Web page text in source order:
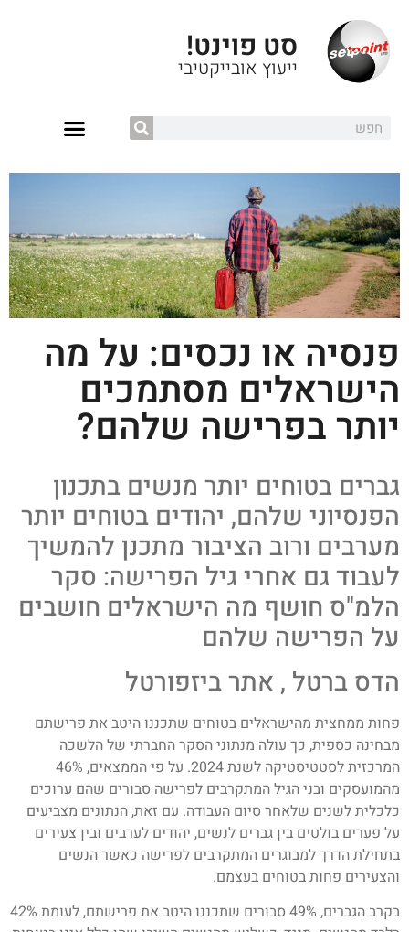
סט פוינט!
ייעוץ אובייקטיבי
פנסיה או נכסים: על מה
הישראלים מסתמכים
יותר בפרישה שלהם?
גברים בטוחים יותר מנשים בתכנון
הפנסיוני שלהם, יהודים בטוחים יותר
מערבים ורוב הציבור מתכנן להמשיך
לעבוד גם אחרי גיל הפרישה: סקר
הלמ"ס חושף מה הישראלים חושבים
על הפרישה שלהם
הדס ברטל , אתר ביזפורטל
פחות ממחצית מהישראלים בטוחים שתכננו היטב את פרישתם
מבחינה כספית, כך עולה מנתוני הסקר החברתי של הלשכה
המרכזית לסטטיסטיקה לשנת 2024. על פי הממצאים, 46%
מהמועסקים ובני הגיל המתקרבים לפרישה סבורים שהם ערוכים
כלכלית לשנים שלאחר סיום העבודה. עם זאת, הנתונים מצביעים
על פערים בולטים בין גברים לנשים, יהודים לערבים ובין צעירים
בתחילת הדרך למבוגרים המתקרבים לפרישה כאשר הנשים
והצעירים פחות בטוחים בעצמם.
בקרב הגברים, 49% סבורים שתכננו היטב את פרישתם, לעומת 42%